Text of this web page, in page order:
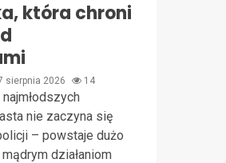
która chroni
sierpnia 2026 14
nie zaczyna się
– powstaje dużo
działaniom